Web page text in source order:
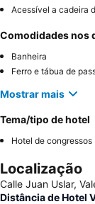
Acessível a cadeira
Comodidades nos
Banheira
Ferro e tábua de
Mostrar mais
Tema/tipo de hotel
Hotel de congressos
Localização
Calle Juan Uslar,
Distância de Hotel